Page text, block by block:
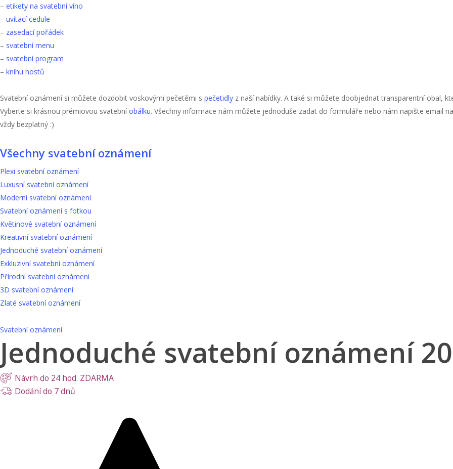
– etikety na svatební víno
– uvítací cedule
– zasedací pořádek
– svatební menu
– svatební program
– knihu hostů
Svatební oznámení si můžete dozdobit voskovými pečetěmi s pečetidly z naší nabídky. A také si můžete doobjednat transparentní obal,
Vyberte si krásnou prémiovou svatebníobálku. Všechny informace nám můžete jednoduše zadat do formuláře nebo nám napište email
vždy bezplatný :)
Všechny svatební oznámení
Plexi svatební oznámení
Luxusní svatební oznámení
Moderní svatební oznámení
Svatební oznámení s fotkou
Květinové svatební oznámení
Kreativní svatební oznámení
Jednoduché svatební oznámení
Exkluzivní svatební oznámení
Přírodní svatební oznámení
3D svatební oznámení
Zlaté svatební oznámení
Svatební oznámení
Jednoduché svatební oznámení
Návrh do 24 hod. ZDARMA
Dodání do 7 dnů